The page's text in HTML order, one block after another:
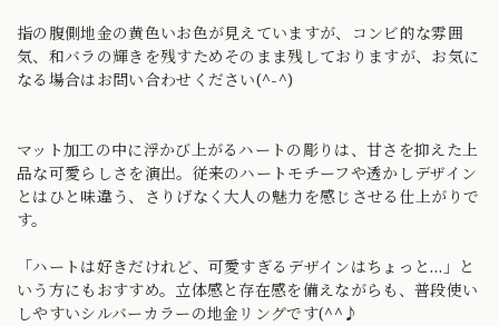
指の腹側地金の黄色いお色が見えていますが、コンビ的な雰囲
気、和バラの輝きを残すためそのまま残しておりますが、お気に
なる場合はお問い合わせください(^-^)
マット加工の中に浮かび上がるハートの彫りは、甘さを抑えた上
品な可愛らしさを演出。従来のハートモチーフや透かしデザイン
とはひと味違う、さりげなく大人の魅力を感じさせる仕上がりで
す。
「ハートは好きだけれど、可愛すぎるデザインはちょっと…」と
いう方にもおすすめ。立体感と存在感を備えながらも、普段使い
しやすいシルバーカラーの地金リングです(^^♪